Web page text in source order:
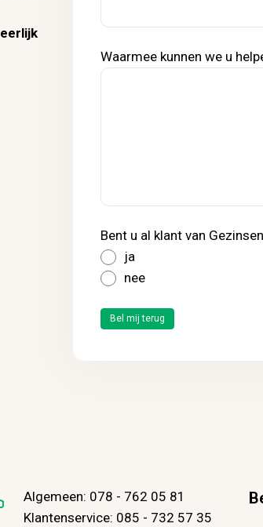
eerlijk
Waarmee kunnen we u
Bent u al klant van
ja
nee
Bel mij terug
Algemeen: 078 - 762 05 81
Klantenservice: 085 - 732 57 35